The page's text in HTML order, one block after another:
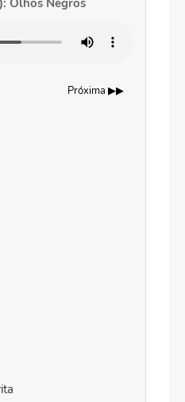
Olhos Negros
Próxima ▶▶